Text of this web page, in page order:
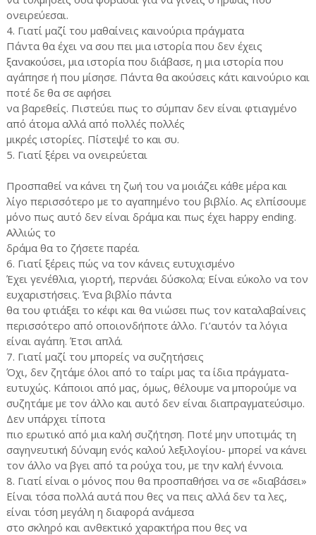
ονειρεύεσαι.
4. Γιατί μαζί του μαθαίνεις καινούρια πράγματα
Πάντα θα έχει να σου πει μια ιστορία που δεν έχεις
ξανακούσει, μια ιστορία που διάβασε, η μια ιστορία που
αγάπησε ή που μίσησε. Πάντα θα ακούσεις κάτι καινούριο και
ποτέ δε θα σε αφήσει
να βαρεθείς. Πιστεύει πως το σύμπαν δεν είναι φτιαγμένο
από άτομα αλλά από πολλές πολλές
μικρές ιστορίες. Πίστεψέ το και συ.
5. Γιατί ξέρει να ονειρεύεται
Προσπαθεί να κάνει τη ζωή του να μοιάζει κάθε μέρα και
λίγο περισσότερο με το αγαπημένο του βιβλίο. Ας ελπίσουμε
μόνο πως αυτό δεν είναι δράμα και πως έχει happy ending.
Αλλιώς το
δράμα θα το ζήσετε παρέα.
6. Γιατί ξέρεις πώς να τον κάνεις ευτυχισμένο
Έχει γενέθλια, γιορτή, περνάει δύσκολα; Είναι εύκολο να τον
ευχαριστήσεις. Ένα βιβλίο πάντα
θα του φτιάξει το κέφι και θα νιώσει πως τον καταλαβαίνεις
περισσότερο από οποιονδήποτε άλλο. Γι’αυτόν τα λόγια
είναι αγάπη. Έτσι απλά.
7. Γιατί μαζί του μπορείς να συζητήσεις
Όχι, δεν ζητάμε όλοι από το ταίρι μας τα ίδια πράγματα-
ευτυχώς. Κάποιοι από μας, όμως, θέλουμε να μπορούμε να
συζητάμε με τον άλλο και αυτό δεν είναι διαπραγματεύσιμο.
Δεν υπάρχει τίποτα
πιο ερωτικό από μια καλή συζήτηση. Ποτέ μην υποτιμάς τη
σαγηνευτική δύναμη ενός καλού λεξιλογίου- μπορεί να κάνει
τον άλλο να βγει από τα ρούχα του, με την καλή έννοια.
8. Γιατί είναι ο μόνος που θα προσπαθήσει να σε «διαβάσει»
Είναι τόσα πολλά αυτά που θες να πεις αλλά δεν τα λες,
είναι τόση μεγάλη η διαφορά ανάμεσα
στο σκληρό και ανθεκτικό χαρακτήρα που θες να